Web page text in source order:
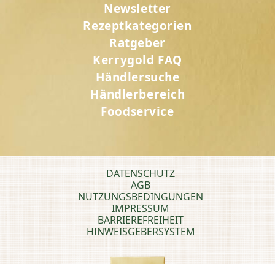
Newsletter
Rezeptkategorien
Ratgeber
Kerrygold FAQ
Händlersuche
Händlerbereich
Foodservice
DATENSCHUTZ
AGB
NUTZUNGSBEDINGUNGEN
IMPRESSUM
BARRIEREFREIHEIT
HINWEISGEBERSYSTEM